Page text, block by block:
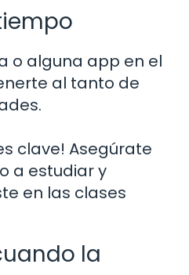
o alguna app en el
al tanto de
clave! Asegúrate
a estudiar y
en las clases
la